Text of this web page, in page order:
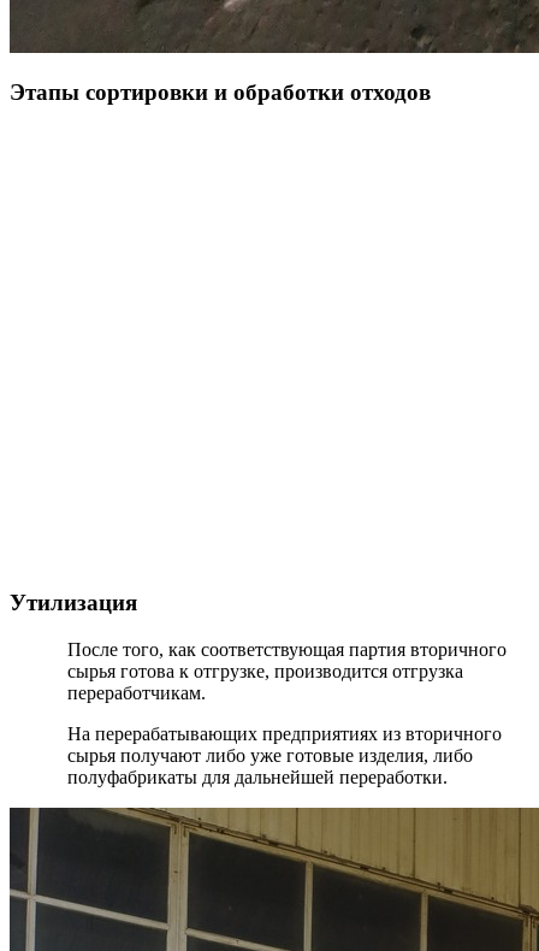
Этапы сортировки и обработки отходов
Утилизация
После того, как соответствующая партия вторичного
сырья готова к отгрузке, производится отгрузка
переработчикам.
На перерабатывающих предприятиях из вторичного
сырья получают либо уже готовые изделия, либо
полуфабрикаты для дальнейшей переработки.